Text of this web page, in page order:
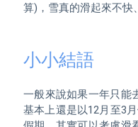
算)，雪真的滑起來不快
小小結語
一般來說如果一年只能
基本上還是以12月至3